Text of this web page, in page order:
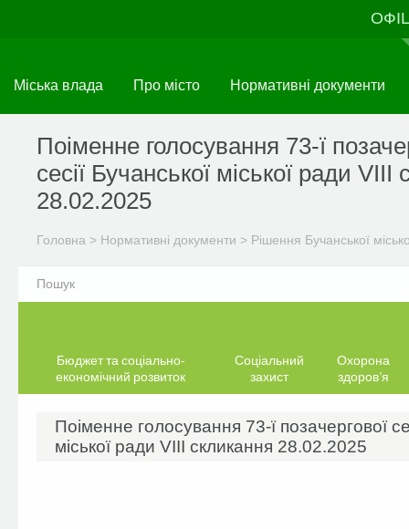
Міська влада Про місто Нормативні документи
Поіменне голосування 73-ї
сесії Бучанської міської ради VIIІ
28.02.2025
Головна > Нормативні документи > Рішення Бучанської
Бюджет та соціально-
економічний розвиток
Соціальний
захист
Охорона
здоров’я
Поіменне голосування 73-ї позачергової
міської ради VIIІ скликання 28.02.2025